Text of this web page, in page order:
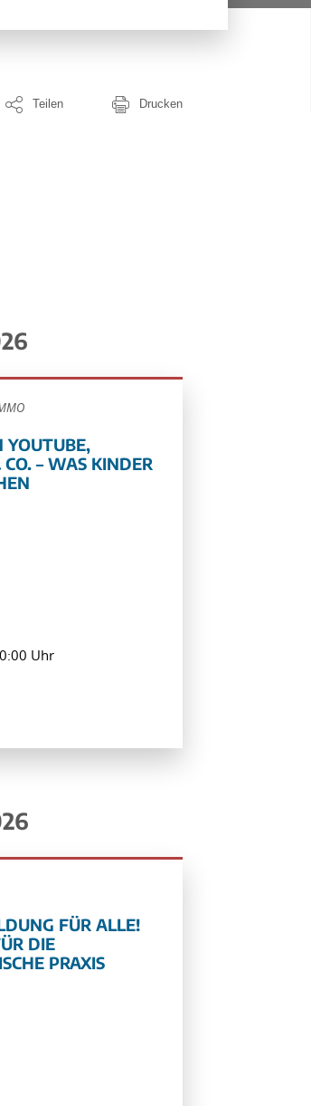
Teilen Drucken
YOUTUBE,
– WAS KINDER
Uhr
FÜR ALLE!
DIE
PRAXIS